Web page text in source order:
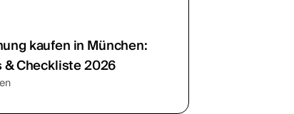
kaufen in München:
& Checkliste 2026